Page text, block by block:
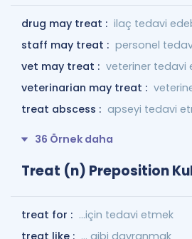
drug may treat : ilaç tedavi
staff may treat : personel
vet may treat : veteriner tedavi
veterinarian may treat :
treat abscess : apseyi tedavi
36 Örnek daha
Treat (n) Preposition
treat for : ...için tedavi etmek
treat like : ... gibi davranmak